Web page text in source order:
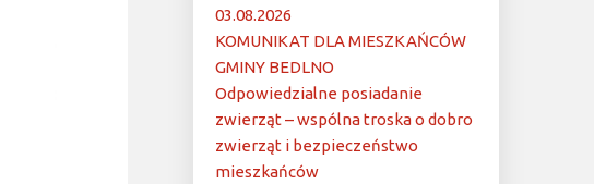
03.08.2026
KOMUNIKAT DLA MIESZKAŃCÓW
GMINY BEDLNO
Odpowiedzialne posiadanie
zwierząt – wspólna troska o dobro
zwierząt i bezpieczeństwo
mieszkańców